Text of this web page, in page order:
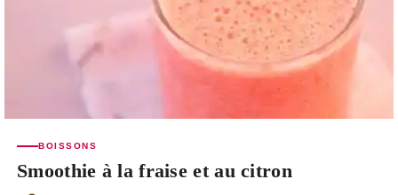
BOISSONS
Smoothie à la fraise et au citron